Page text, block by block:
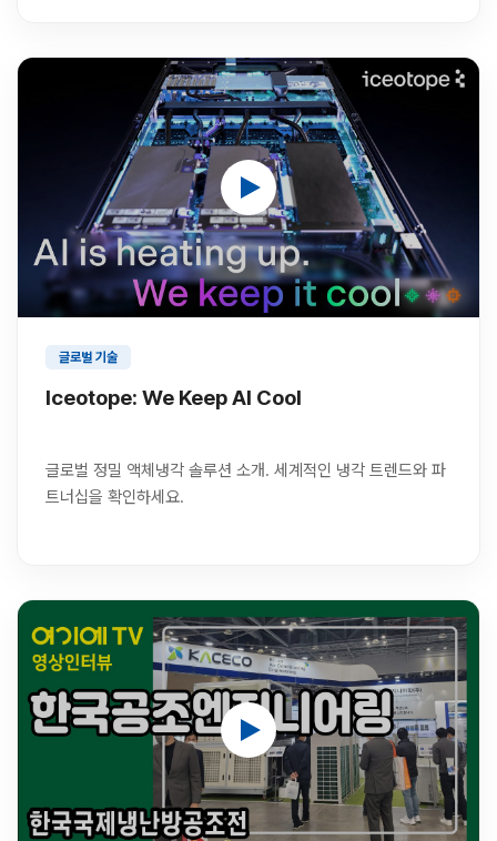
글로벌 기술
Iceotope: We Keep AI Cool
글로벌 정밀 액체냉각 솔루션 소개. 세계적인 냉각 트렌드와 파
트너십을 확인하세요.